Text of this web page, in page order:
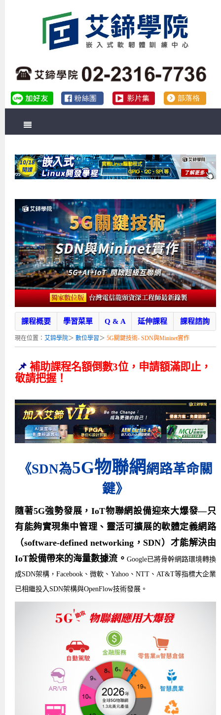
關於艾鍗
企業預約徵才
儲備講師計劃
最新補助課程
公司簡介
師資介紹
開發板介紹
環境設備
最新職缺
艾鍗新聞
獲獎與榮耀
交通資訊
課程說明會
課程說明會
政府補助職訓說明會
嵌入式Linux開發系列課程
[學程] 嵌入式Linux開發實務
Linux系統建置實務
Linux系統程式設計
Linux驅動程式設計實戰
ARM Boot Loader設計
Linux Socket網路程式設計
Raspberry Pi之Python程式設計硬體控制
嵌入式Linux開發與AI影像辨識
MCU韌體設計系列課程
ARM MCU單晶片韌體開發
USB韌體設計
STM32嵌入式開發實戰
[學程]MCU韌體設計實戰
TI MSP430微控制器開發
生醫感測器整合設計班
穿戴式裝置應用開發
嵌入式即時作業系統FreeRTOS 設計實作
硬體/IC設計系列課程
全能電路設計實戰班
FPGA 數位IC設計實戰
感測電路設計與應用
Allegro/PCB Layout設計
工業電子丙級輔導考照課程
SoC FPGA嵌入式設計實戰
[學程]感測電路Plus+MCU韌體設計實戰
AI人工智慧系列課程
iPAS AI應用規劃師能力鑑定課程
AI深度學習與影像辨識實戰
AI雲端原生與MLOps自動化實務
AI機器學習與深度學習實戰班
青少年AI人工智慧實作班
AI課程總覽頁
AI邊緣運算實作TensorFlow Lite for MCU
AIoT智能聯網運算實戰
AI深度學習之問答系統實作
AI強化學習 - 自動控制應用
iPAS經濟部產業人才能力鑑定
iPAS AI應用規劃師能力鑑定
iPAS AIoT 應用工程師(物聯網類)
iPAS巨量資料分析師
iPAS機器學習工程師
Web及雲端系列課程
Kubernetes雲原生實戰班
AI雲端原生與MLOps自動化實務
n8n 零基礎工作自動化實戰班
Web全端開發應用班
資訊安全實務
物聯網Web整合應用實作
[學程]物聯網全端與深度學習整合
物聯網開發系列課程
[學程]物聯網整合開發實戰
Web全端開發應用
5G技術-SDN與Mininet實作
嵌入式物聯網開發實戰
[學程]物聯網全端與深度學習整合
iPAS AIoT應用工程師(物聯網類)
5G-SDN通訊系列課程
SDN網路技術與Mininet實戰
ROS機器人開發系列課程
ROS機器人自走車系統開發應用
ROS機器手臂控制&演算法實戰
智能機器人系統整合開發
電腦視覺與影像處理課程
影像課程總覽
電腦視覺與影像處理
AI深度學習與影像辨識實戰
嵌入式Linux開發與AI影像辨識
ARM系列課程
ARM mbed 物聯網平台應用實作
ARM Boot Loader設計
ARM Cortex-M0 應用整合設計
程式語言系列課程
C語言程式設計
Python程式實戰養成學程
Python程式設計
Python程式設計(舊)
Java 物件導向程式
Android系列課程
Android嵌入式平台開發訓練班
Android Framework
Android ADK周邊裝置開發班
iPhone程式設計進階班
Android嵌入式平台開發訓練班
TI MSP430微控制器開發
產品應用系列課程
生醫感測器整合設計班
NFC無線通訊設計實作班
轉職就業班
AIoT人工智慧與物聯網實戰人才就業班
物聯網韌體工程師人才養成班
物聯網平台開發人才養成班(政府+企業雙重補助)
物聯網平台開發人才養成班
實體課程總覽
數位課程
熱門課程
讓 AI 成為你的數位同事
AI雲端原生與MLOps自動化實務
n8n 零基礎工作自動化實戰班
Vibe Coding：AI 協作全端開發實戰班
iPAS AI應用規劃師能力鑑定課程
數位課程總覽
嵌入式Linux開發系列
嵌入式Linux學程(數位豪華版)
Linux系統程式設計
Linux驅動程式
ARM Boot Loader
使用C語言控制Raspberry Pi
Linux 作業系統實務
Raspberry Pi 開發入門
MCU韌體開發系列
MCU韌體設計
Python硬體控制-Pi Pico物聯網實作
Edge AI與Pi Pico實作應用
AI邊緣運算實作TensorFlow Lite for MCU
AI人工智慧系列課程
iPAS AI應用規劃師能力鑑定課程
Vibe Coding：AI協作全端開發
生成式AI能力認證
生成式AI基礎模型到Agentic AI
Python機器學習與深度學習
AI雲端原生與MLOps自動化實務
AI邊緣運算實作-TFL for MCU
自然語言處理與大型語言模型
Edge AI與Pi Pico實作應用
電腦視覺演算法-人臉識別實戰
OpenVINO邊緣運算實務
Web及雲端系列課程
kubernetes雲原生實戰班
AI雲端原生與MLOps自動化實務
Web全端開發應用班
IoT物聯網開發系列
物聯網整合開發與應用
Python硬體控制-Pi Pico物聯網實作
iPAS AIoT應用工程師(物聯網類)
5G - SDN與Mininet實作
iPAS產業人才能力鑑定系列
iPAS AI應用規劃師
iPAS AIoT應用工程師(物聯網類)
iPAS巨量資料分析師
iPAS機器學習工程師
升大學APCS/學習歷程專區
高中生升學超前部署課程總覽
APCS檢定 Python課程
APCS檢定 C++課程
APCS檢定 C語言課程
【遠距同步】青少年AI冬/夏令營
青少年AI人工智慧實作班
程式語言系列
C語言程式設計
資料結構
Python程式設計
Python進階程式設計：從資料結構到演算法
Python程式實戰養成學程
Raspberry Pi系列
Linux & C語言硬體控制
Python硬體控制-Pi Pico
硬體控制使用Python
用樹莓派實現物聯網
5G-SDN通訊系列課程
5G關鍵技術- SDN與Mininet實作
創意程式設計系列
補助專班
待業青年職訓課程(29歲以下)
Kubernetes工程師養成班
[假日班]AI邊緣運算實作TensorFlow Lite for MCU
[假日班]物聯網資訊安全實務
更多...
企業服務
企業教育訓練
企業儲值優惠方案
艾鍗企業VIP會員
企業徵才
研發設計服務
電腦教室租借服務[台北]
合作夥伴專區
研討活動
學員專區
會員優惠
學員見證
資訊專區
廠商求才
學員常見問題
學員權益與報名須知
最新成果展
工程師學習地圖
學員專屬提問平台
前進校園
校園巡迴講座
研發實習生計畫
青少年AI人工智慧實作班[高中生]
高中生升學超前部署課程總覽
會員優惠
課程概要 學習菜單 Q & A 延伸課程 課程諮詢
現在位置： 艾鍗學院＞ 數位學習＞ 5G關鍵技術- SDN與Mininet實作
📌 補助課程名額倒數3位，申請額滿即止，
敬請把握！
《SDN為5G物聯網網路革命關
鍵》
隨著5G強勢發展，IoT物聯網設備迎來大爆發—只
有能夠實現集中管理、靈活可擴展的軟體定義網路
（software-defined networking，SDN）才能解決由
IoT設備帶來的海量數據流。 Google已將骨幹網路環境轉換
成SDN架構，Facebook、微軟、Yahoo、NTT、AT&T等指標大企業
已相繼投入SDN架構與OpenFlow技術發展。